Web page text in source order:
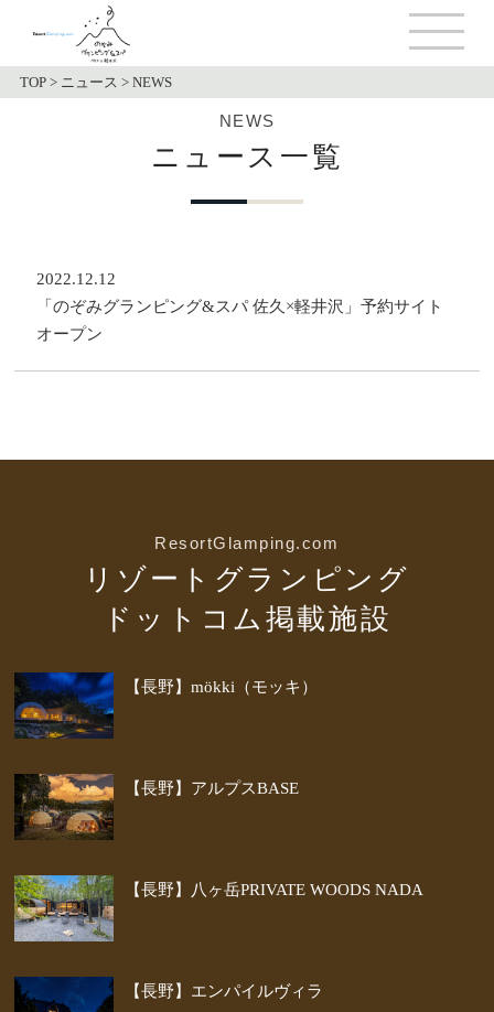
TOP > ニュース >NEWS
NEWS
ニュース一覧
2022.12.12
「のぞみグランピング&スパ 佐久×軽井沢」予約サイト
オープン
ResortGlamping.com
リゾートグランピング
ドットコム掲載施設
【長野】mökki（モッキ）
【長野】アルプスBASE
【長野】八ヶ岳PRIVATE WOODS NADA
【長野】エンパイルヴィラ